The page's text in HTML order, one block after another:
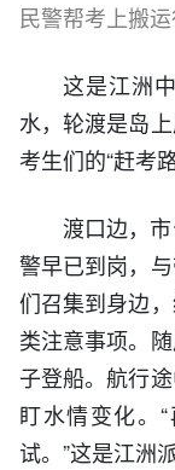
民警帮考上搬
这是江洲
水，轮渡是岛
考生们的“赶考
渡口边，
警早已到岗，
们召集到身边
类注意事项。
子登船。航行
盯水情变化。
试。”这是江洲